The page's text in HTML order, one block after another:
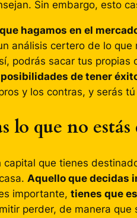
Sin embargo, esto
hagamos en el
análisis certero de lo
podrás sacar tus
de tener
y los contras, y serás
lo que no estás
capital que tienes
Aquello que decidas
importante, tienes que
perder, de manera